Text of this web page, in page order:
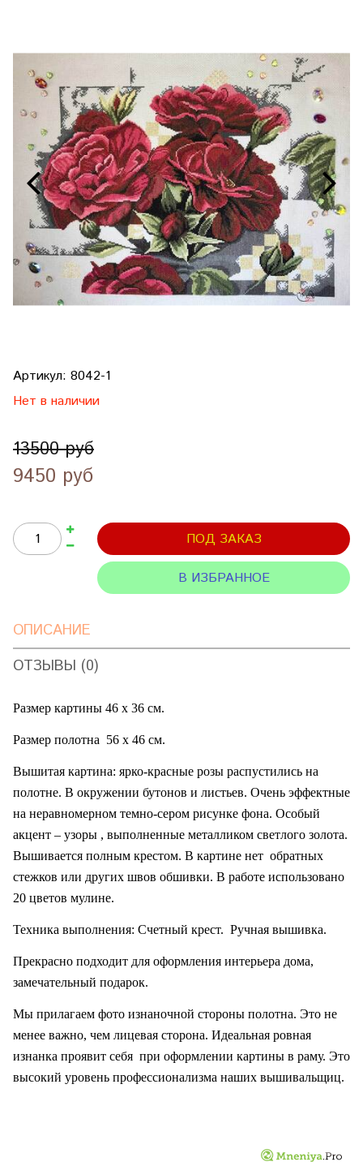
Артикул: 8042-1
Нет в наличии
13500 руб
9450 руб
ПОД ЗАКАЗ
В ИЗБРАННОЕ
ОПИСАНИЕ
ОТЗЫВЫ (0)
Размер картины 46 х 36 см.
Размер полотна 56 х 46 см.
Вышитая картина: ярко-красные розы распустились на
полотне. В окружении бутонов и листьев. Очень эффектные
на неравномерном темно-сером рисунке фона. Особый
акцент – узоры , выполненные металликом светлого золота.
Вышивается полным крестом. В картине нет обратных
стежков или других швов обшивки. В работе использовано
20 цветов мулине.
Техника выполнения: Счетный крест. Ручная вышивка.
Прекрасно подходит для оформления интерьера дома,
замечательный подарок.
Мы прилагаем фото изнаночной стороны полотна. Это не
менее важно, чем лицевая сторона. Идеальная ровная
изнанка проявит себя при оформлении картины в раму. Это
высокий уровень профессионализма наших вышивальщиц.